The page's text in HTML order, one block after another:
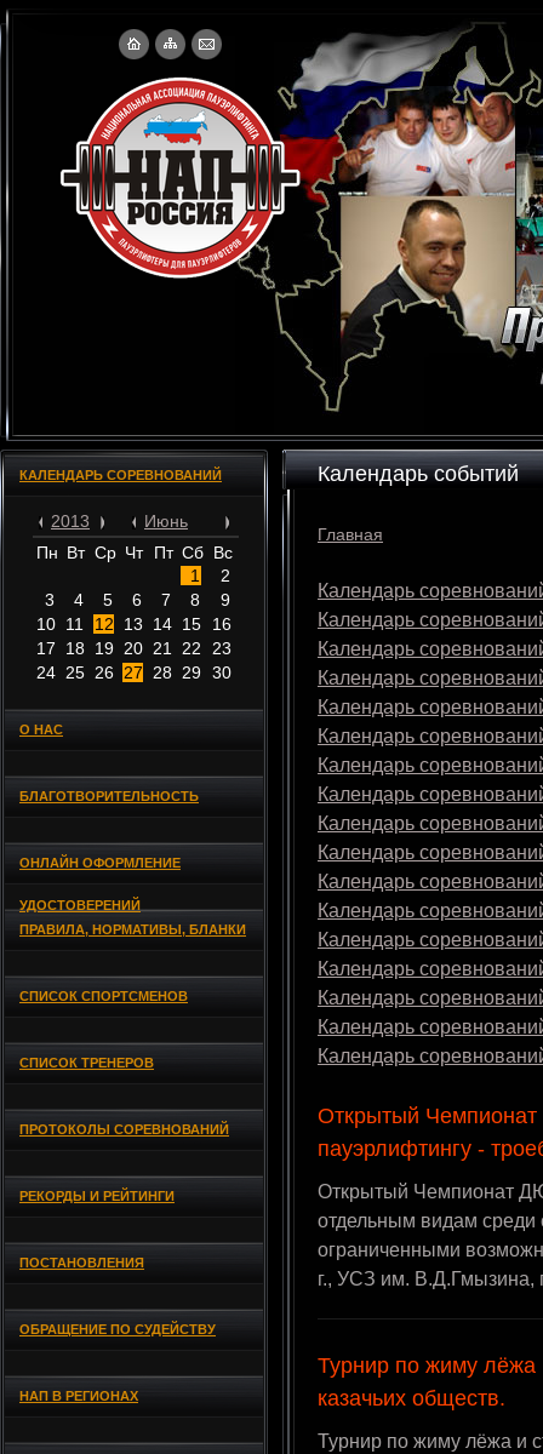
КАЛЕНДАРЬ СОРЕВНОВАНИЙ
2013
Июнь
Пн Вт Ср Чт Пт Сб Вс
1
2
3
4 5 6 7 8
9
10 11 12 13 14 15
16
17
18 19 20 21 22
23
24 25 26 27 28 29 30
О НАС
БЛАГОТВОРИТЕЛЬНОСТЬ
ОНЛАЙН ОФОРМЛЕНИЕ
УДОСТОВЕРЕНИЙ
ПРАВИЛА, НОРМАТИВЫ, БЛАНКИ
СПИСОК СПОРТСМЕНОВ
СПИСОК ТРЕНЕРОВ
ПРОТОКОЛЫ СОРЕВНОВАНИЙ
РЕКОРДЫ И РЕЙТИНГИ
ПОСТАНОВЛЕНИЯ
ОБРАЩЕНИЕ ПО СУДЕЙСТВУ
НАП В РЕГИОНАХ
Календарь событий
Главная
Календарь
Календарь
Календарь
Календарь
Календарь
Календарь
Календарь
Календарь
Календарь
Календарь
Календарь
Календарь
Календарь
Календарь
Календарь
Календарь
Календарь
Открытый
пауэрлифтингу -
Открытый Чемпионат
отдельным видам среди
ограниченными
г., УСЗ им. В.Д.Гмызина,
Турнир по жиму лёжа
казачьих обществ.
Турнир по жиму лёжа и